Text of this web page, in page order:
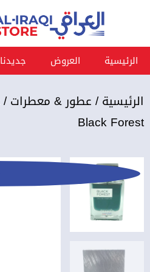
الرئيسية العروض جديدنا
الرئيسية/عطور & معطرات/
Black Forest